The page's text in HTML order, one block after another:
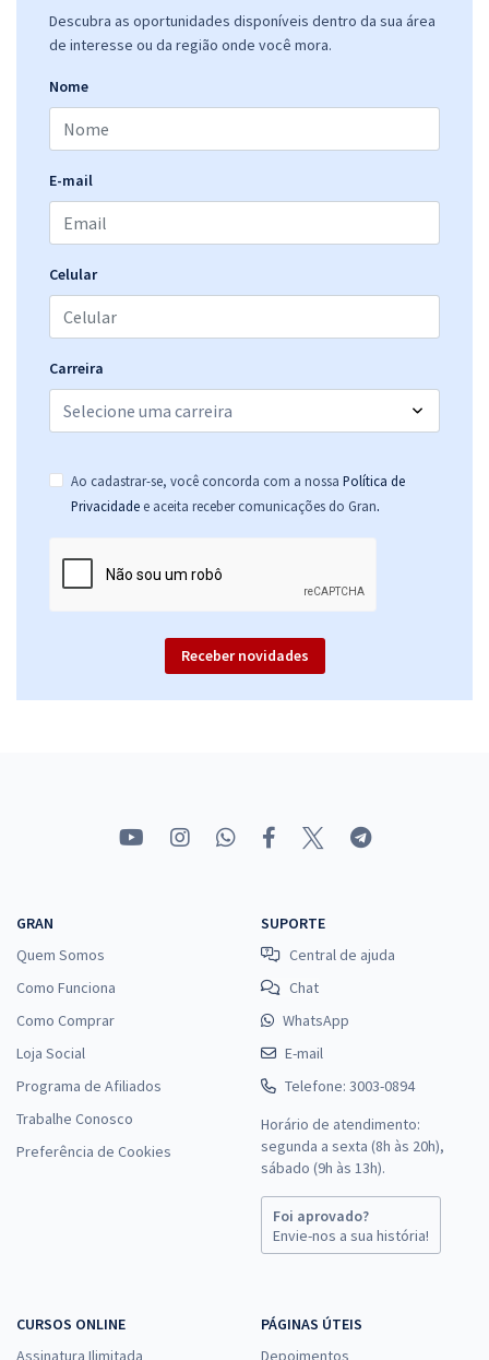
Descubra as oportunidades disponíveis dentro da sua área
de interesse ou da região onde você mora.
Nome
E-mail
Celular
Carreira
Ao cadastrar-se, você concorda com a nossa Política de
Privacidade e aceita receber comunicações do Gran.
Receber novidades
GRAN
Quem Somos
Como Funciona
Como Comprar
Loja Social
Programa de Afiliados
Trabalhe Conosco
Preferência de Cookies
SUPORTE
Central de ajuda
Chat
WhatsApp
E-mail
Telefone: 3003-0894
Horário de atendimento:
segunda a sexta (8h às 20h),
sábado (9h às 13h).
Foi aprovado?
Envie-nos a sua história!
CURSOS ONLINE
Assinatura Ilimitada
PÁGINAS ÚTEIS
Depoimentos